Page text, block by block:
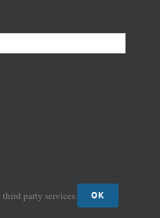
hemsida på mobilens
Fungerar som en app!
party services. OK